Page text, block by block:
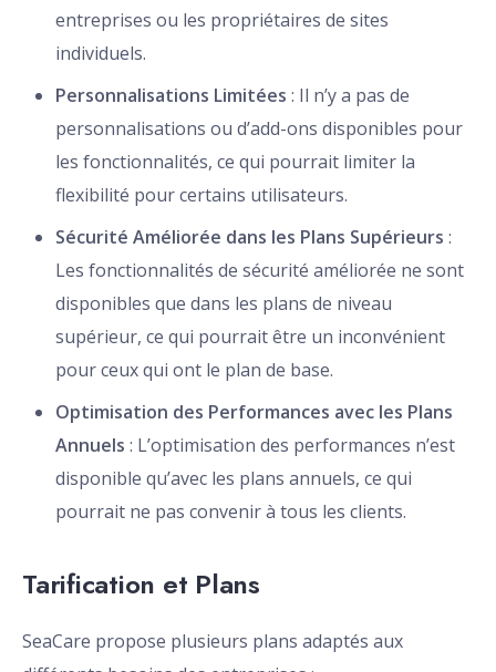
entreprises ou les propriétaires de sites
individuels.
Personnalisations Limitées : Il n’y a pas de
personnalisations ou d’add-ons disponibles pour
les fonctionnalités, ce qui pourrait limiter la
flexibilité pour certains utilisateurs.
Sécurité Améliorée dans les Plans Supérieurs :
Les fonctionnalités de sécurité améliorée ne sont
disponibles que dans les plans de niveau
supérieur, ce qui pourrait être un inconvénient
pour ceux qui ont le plan de base.
Optimisation des Performances avec les Plans
Annuels : L’optimisation des performances n’est
disponible qu’avec les plans annuels, ce qui
pourrait ne pas convenir à tous les clients.
Tarification et Plans
SeaCare propose plusieurs plans adaptés aux